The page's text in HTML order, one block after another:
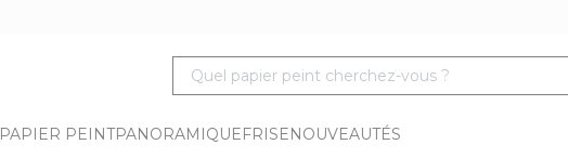
Quel papier peint cherchez-vous ?
PAPIER PEINTPANORAMIQUEFRISENOUVEAUTÉS